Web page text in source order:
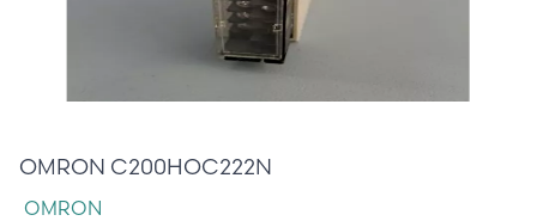
OMRON C200HOC222N
OMRON